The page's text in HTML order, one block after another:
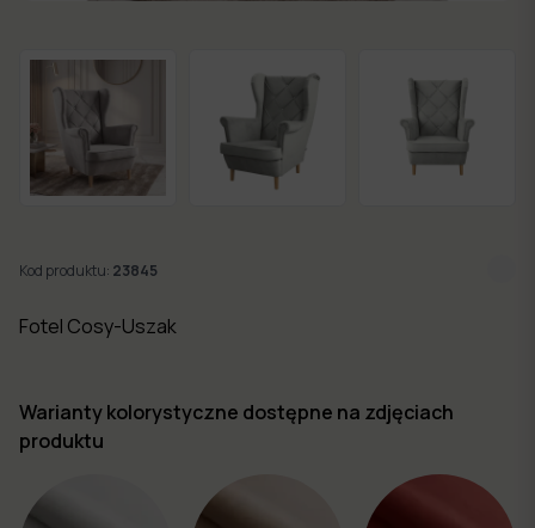
dni
Nowości
Kolekcje
mebli
Kod produktu: 23845
Fotel Cosy-Uszak
Warianty kolorystyczne dostępne na zdjęciach
produktu